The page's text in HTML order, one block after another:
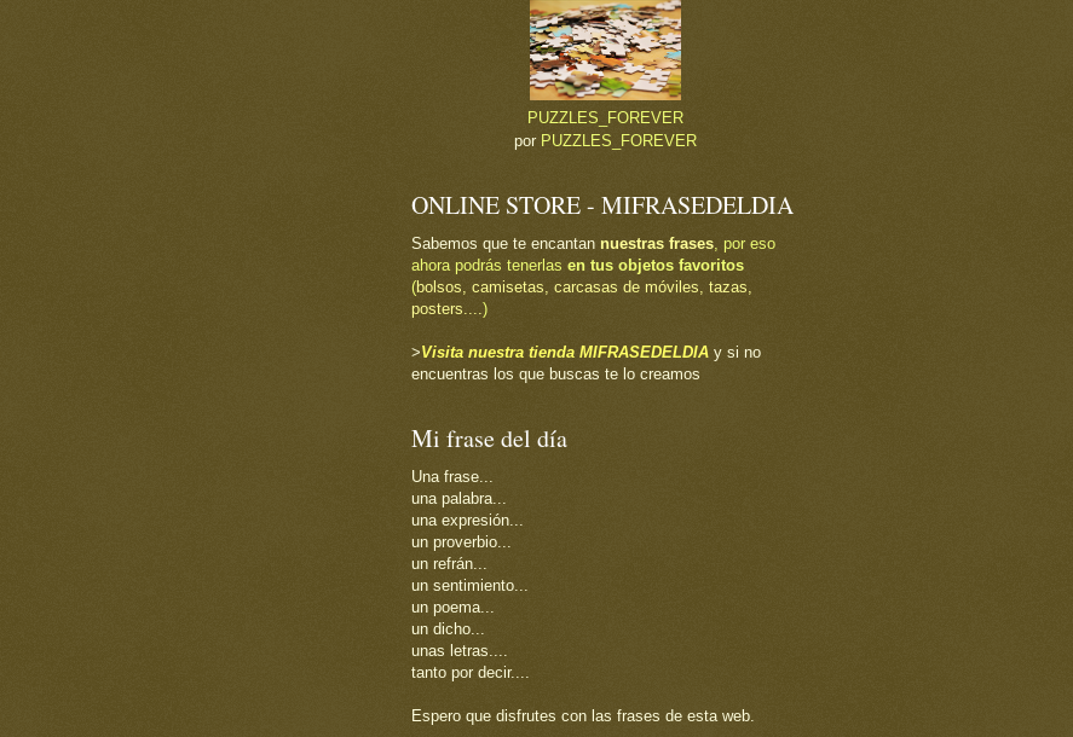
PUZZLES_FOREVER
por PUZZLES_FOREVER
ONLINE STORE - MIFRASEDELDIA
Sabemos que te encantan nuestras frases, por eso
ahora podrás tenerlas en tus objetos favoritos
(bolsos, camisetas, carcasas de móviles, tazas,
posters....)
>Visita nuestra tienda MIFRASEDELDIA y si no
encuentras los que buscas te lo creamos
Mi frase del día
Una frase...
una palabra...
una expresión...
un proverbio...
un refrán...
un sentimiento...
un poema...
un dicho...
unas letras....
tanto por decir....
Espero que disfrutes con las frases de esta web.